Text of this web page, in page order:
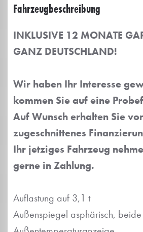
Fahrzeug­beschreibung
INKLUSIVE 12 MONATE
GANZ DEUTSCHLAND!
Wir haben Ihr Interesse
kommen Sie auf eine
Auf Wunsch erhalten Sie
zugeschnittenes
Ihr jetziges Fahrzeug
gerne in Zahlung.
Auflastung auf 3,1 t
Außenspiegel asphärisch, beide